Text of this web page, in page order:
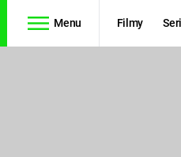
Menu Filmy